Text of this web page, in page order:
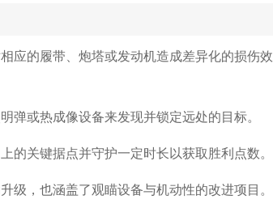
应的履带、炮塔或发动机造成差异化的损伤效
弹或热成像设备来发现并锁定远处的目标。
的关键据点并守护一定时长以获取胜利点数。
，也涵盖了观瞄设备与机动性的改进项目。